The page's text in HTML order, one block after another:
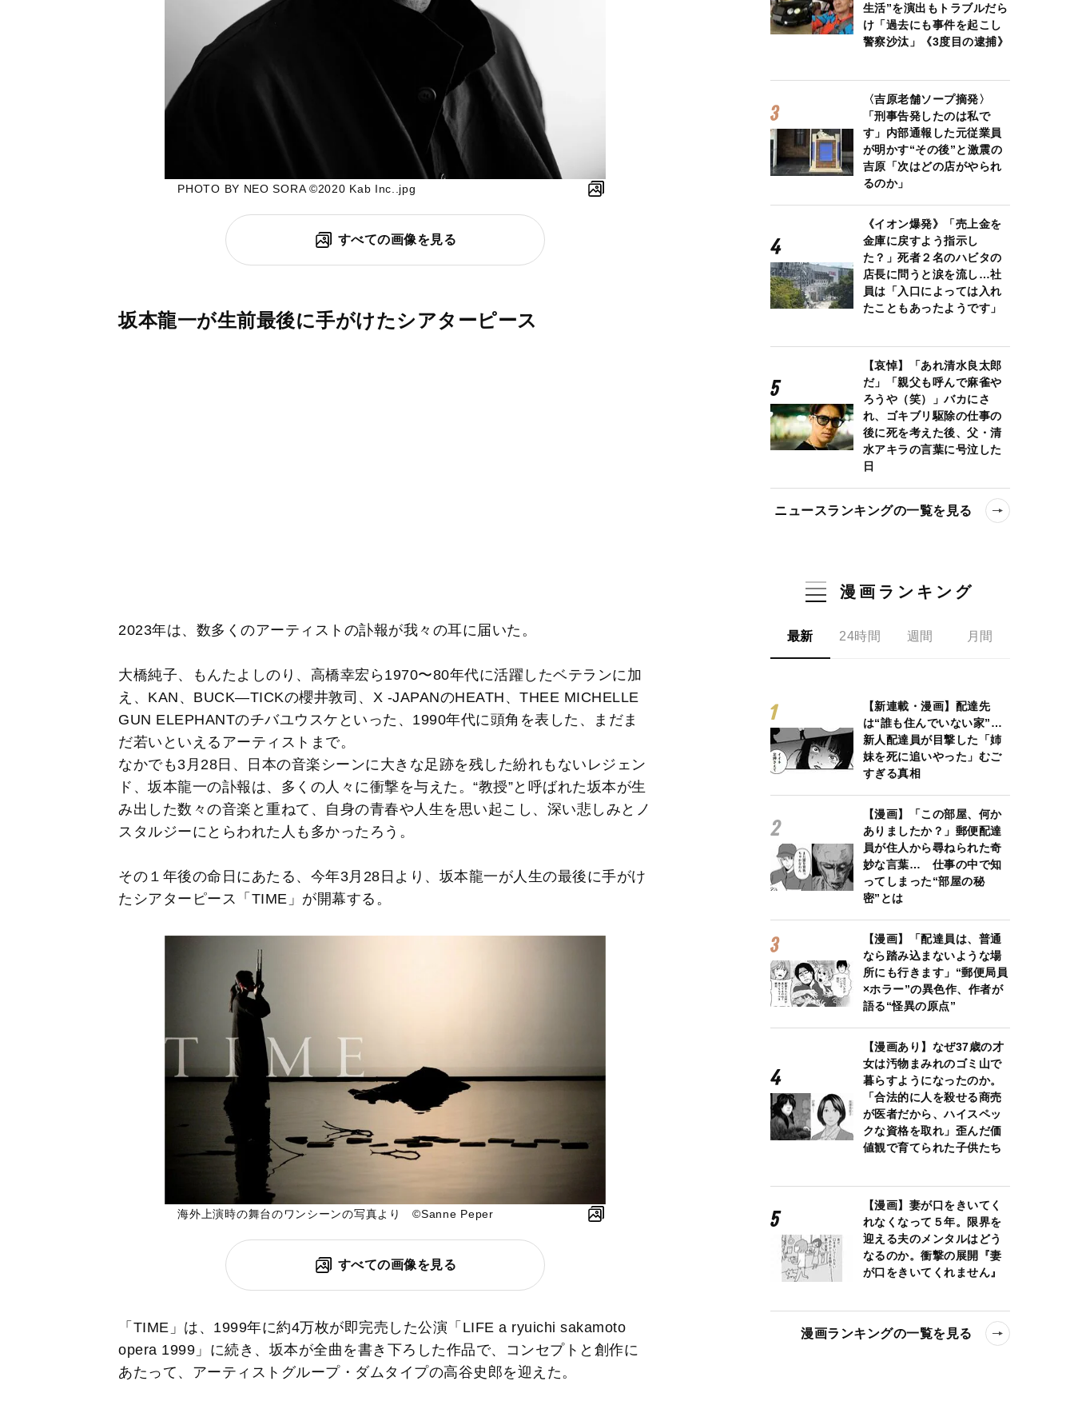
PHOTO BY NEO SORA ©2020 Kab Inc..jpg
すべての画像を見る
坂本龍一が生前最後に手がけたシアターピース
2023年は、数多くのアーティストの訃報が我々の耳に届いた。
大橋純子、もんたよしのり、高橋幸宏ら1970〜80年代に活躍したベテランに加
え、KAN、BUCK―TICKの櫻井敦司、X -JAPANのHEATH、THEE MICHELLE
GUN ELEPHANTのチバユウスケといった、1990年代に頭角を表した、まだま
だ若いといえるアーティストまで。
なかでも3月28日、日本の音楽シーンに大きな足跡を残した紛れもないレジェン
ド、坂本龍一の訃報は、多くの人々に衝撃を与えた。“教授”と呼ばれた坂本が生
み出した数々の音楽と重ねて、自身の青春や人生を思い起こし、深い悲しみとノ
スタルジーにとらわれた人も多かったろう。
その１年後の命日にあたる、今年3月28日より、坂本龍一が人生の最後に手がけ
たシアターピース「TIME」が開幕する。
海外上演時の舞台のワンシーンの写真より ©Sanne Peper
すべての画像を見る
「TIME」は、1999年に約4万枚が即完売した公演「LIFE a ryuichi sakamoto
opera 1999」に続き、坂本が全曲を書き下ろした作品で、コンセプトと創作に
あたって、アーティストグループ・ダムタイプの高谷史郎を迎えた。
生活”を演出もトラブルだら
け「過去にも事件を起こし
警察沙汰」《3度目の逮捕》
〈吉原老舗ソープ摘発〉
「刑事告発したのは私で
す」内部通報した元従業員
が明かす“その後”と激震の
吉原「次はどの店がやられ
るのか」
《イオン爆発》「売上金を
金庫に戻すよう指示し
た？」死者２名のハビタの
店長に問うと涙を流し…社
員は「入口によっては入れ
たこともあったようです」
【哀悼】「あれ清水良太郎
だ」「親父も呼んで麻雀や
ろうや（笑）」バカにさ
れ、ゴキブリ駆除の仕事の
後に死を考えた後、父・清
水アキラの言葉に号泣した
日
ニュースランキングの一覧を見る
漫画ランキング
最新 24時間 週間 月間
【新連載・漫画】配達先
は“誰も住んでいない家”…
新人配達員が目撃した「姉
妹を死に追いやった」むご
すぎる真相
【漫画】「この部屋、何か
ありましたか？」郵便配達
員が住人から尋ねられた奇
妙な言葉… 仕事の中で知
ってしまった“部屋の秘
密”とは
【漫画】「配達員は、普通
なら踏み込まないような場
所にも行きます」“郵便局員
×ホラー”の異色作、作者が
語る“怪異の原点”
【漫画あり】なぜ37歳の才
女は汚物まみれのゴミ山で
暮らすようになったのか。
「合法的に人を殺せる商売
が医者だから、ハイスペッ
クな資格を取れ」歪んだ価
値観で育てられた子供たち
【漫画】妻が口をきいてく
れなくなって５年。限界を
迎える夫のメンタルはどう
なるのか。衝撃の展開『妻
が口をきいてくれません』
漫画ランキングの一覧を見る